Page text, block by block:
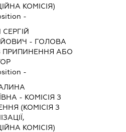
КОМІСІЯ)
-
- ГОЛОВА
З ПРИПИНЕННЯ АБО
-
- КОМІСІЯ З
(КОМІСІЯ З
КОМІСІЯ)